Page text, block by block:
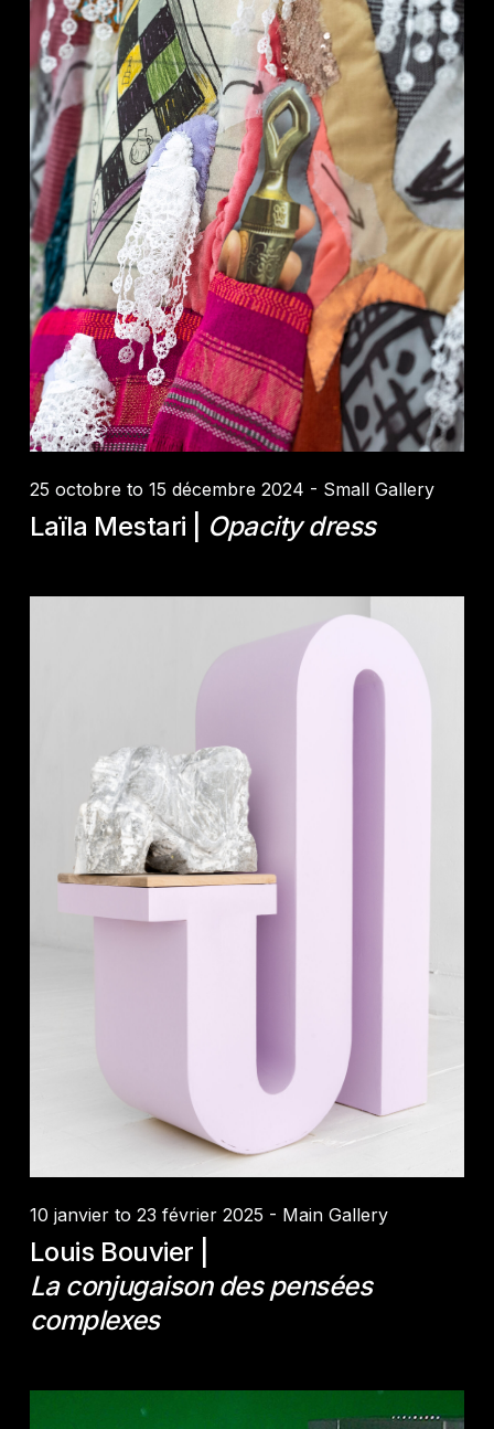
Credit :Laïla Mestari
25 octobre to 15 décembre 2024 - Small Gallery
Laïla Mestari | Opacity dress
Louis Bouvier
10 janvier to 23 février 2025 - Main Gallery
Louis Bouvier |
La conjugaison des pensées
complexes